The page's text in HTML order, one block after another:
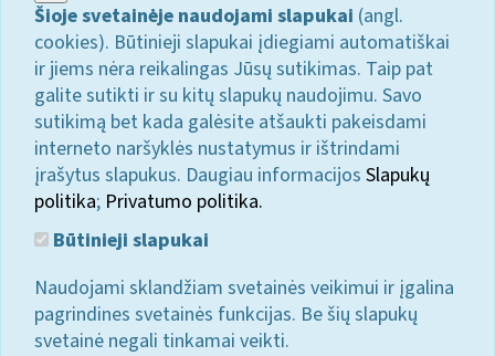
Šioje svetainėje naudojami slapukai (angl.
cookies). Būtinieji slapukai įdiegiami automatiškai
ir jiems nėra reikalingas Jūsų sutikimas. Taip pat
galite sutikti ir su kitų slapukų naudojimu. Savo
sutikimą bet kada galėsite atšaukti pakeisdami
interneto naršyklės nustatymus ir ištrindami
įrašytus slapukus. Daugiau informacijos Slapukų
politika; Privatumo politika.
Būtinieji slapukai
Naudojami sklandžiam svetainės veikimui ir įgalina
pagrindines svetainės funkcijas. Be šių slapukų
svetainė negali tinkamai veikti.